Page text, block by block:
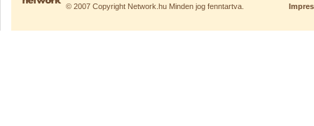
© 2007 Copyright Network.hu Minden jog fenntartva.